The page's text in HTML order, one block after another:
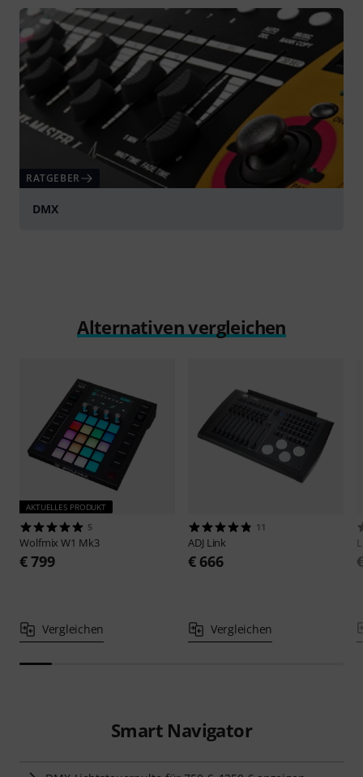
RATGEBER
DMX
Alternativen vergleichen
AKTUELLES PRODUKT
5
WolfmixW1 Mk3
€ 799
Vergleichen
11
ADJ Link
€ 666
Vergleichen
Smart Navigator